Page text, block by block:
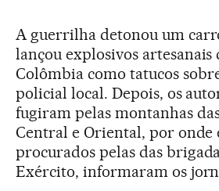
A guerrilha detonou um
lançou explosivos artesanais
Colômbia como tatucos
policial local. Depois, os
fugiram pelas montanhas
Central e Oriental, por onde
procurados pelas das
Exército, informaram os